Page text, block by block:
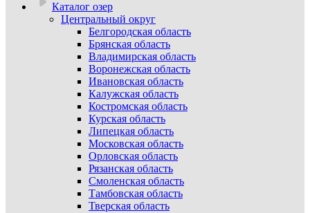
Каталог озер
Центральный округ
Белгородская область
Брянская область
Владимирская область
Воронежская область
Ивановская область
Калужская область
Костромская область
Курская область
Липецкая область
Московская область
Орловская область
Рязанская область
Смоленская область
Тамбовская область
Тверская область